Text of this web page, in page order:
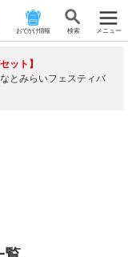
おでかけ情報 検 索 メニュー
ット】
とみらいフェスティバ